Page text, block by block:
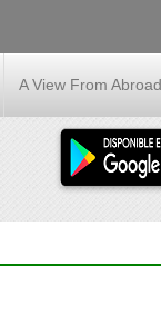
A View From Abroad